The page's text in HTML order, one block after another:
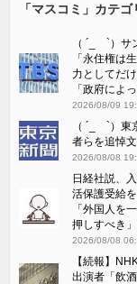
「マスコミ」カテ
（ ´_ゝ`）
「永住権は
力としてだ
「政府によ
2026/08/09
（ ´_ゝ`）
者らを追悼
2026/08/08
日経社説、
活保護受給
「外国人を
押しすべき」
2026/08/08
【続報】
出演者「飲